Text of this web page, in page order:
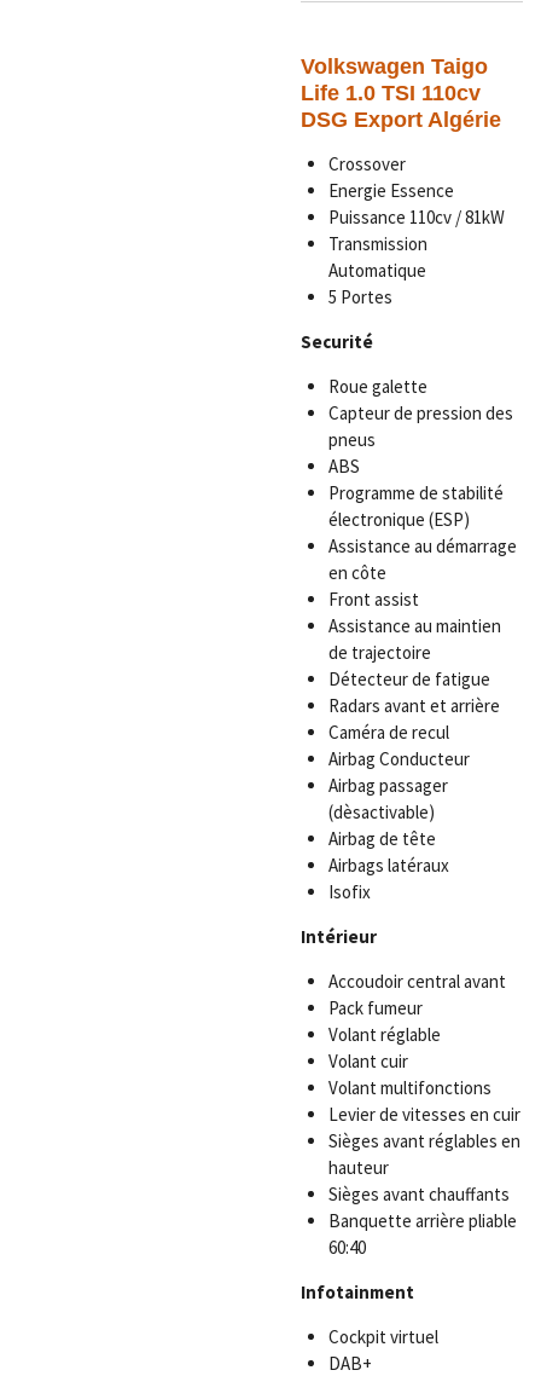
Volkswagen Taigo
Life 1.0 TSI 110cv
DSG Export Algérie
Crossover
Energie Essence
Puissance 110cv / 81kW
Transmission
Automatique
5 Portes
Securité
Roue galette
Capteur de pression des
pneus
ABS
Programme de stabilité
électronique (ESP)
Assistance au démarrage
en côte
Front assist
Assistance au maintien
de trajectoire
Détecteur de fatigue
Radars avant et arrière
Caméra de recul
Airbag Conducteur
Airbag passager
(dèsactivable)
Airbag de tête
Airbags latéraux
Isofix
Intérieur
Accoudoir central avant
Pack fumeur
Volant réglable
Volant cuir
Volant multifonctions
Levier de vitesses en cuir
Sièges avant réglables en
hauteur
Sièges avant chauffants
Banquette arrière pliable
60:40
Infotainment
Cockpit virtuel
DAB+